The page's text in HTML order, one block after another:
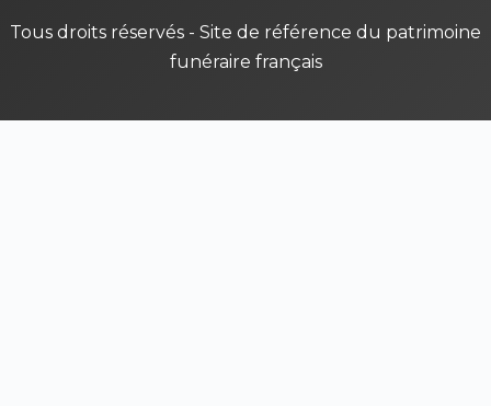
Tous droits réservés - Site de référence du patrimoine
funéraire français